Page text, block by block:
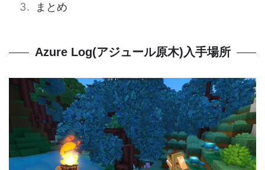
まとめ
Azure Log(アジュール原木)入手場所